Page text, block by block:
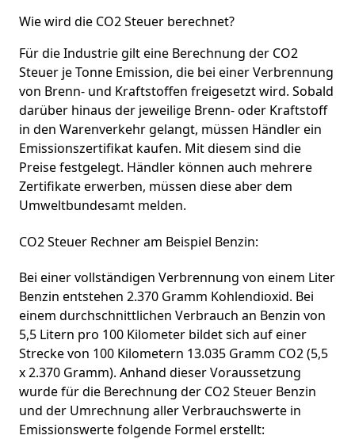
Wie wird die CO2 Steuer berechnet?
Für die Industrie gilt eine Berechnung der CO2
Steuer je Tonne Emission, die bei einer Verbrennung
von Brenn- und Kraftstoffen freigesetzt wird. Sobald
darüber hinaus der jeweilige Brenn- oder Kraftstoff
in den Warenverkehr gelangt, müssen Händler ein
Emissionszertifikat kaufen. Mit diesem sind die
Preise festgelegt. Händler können auch mehrere
Zertifikate erwerben, müssen diese aber dem
Umweltbundesamt melden.
CO2 Steuer Rechner am Beispiel Benzin:
Bei einer vollständigen Verbrennung von einem Liter
Benzin entstehen 2.370 Gramm Kohlendioxid. Bei
einem durchschnittlichen Verbrauch an Benzin von
5,5 Litern pro 100 Kilometer bildet sich auf einer
Strecke von 100 Kilometern 13.035 Gramm CO2 (5,5
x 2.370 Gramm). Anhand dieser Voraussetzung
wurde für die Berechnung der CO2 Steuer Benzin
und der Umrechnung aller Verbrauchswerte in
Emissionswerte folgende Formel erstellt: